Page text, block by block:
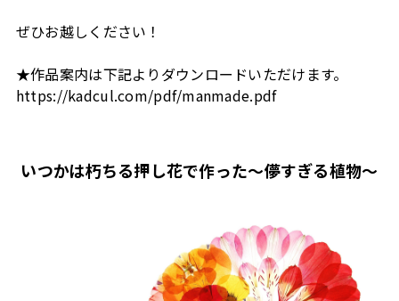
ぜひお越しください！
★作品案内は下記よりダウンロードいただけます。
https://kadcul.com/pdf/manmade.pdf
いつかは朽ちる押し花で作った～儚すぎる植物～